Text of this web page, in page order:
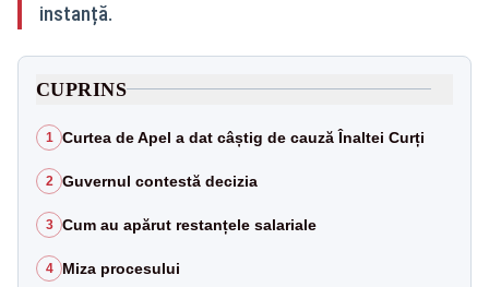
instanță.
CUPRINS
1 Curtea de Apel a dat câștig de cauză Înaltei Curți
2 Guvernul contestă decizia
3 Cum au apărut restanțele salariale
4 Miza procesului